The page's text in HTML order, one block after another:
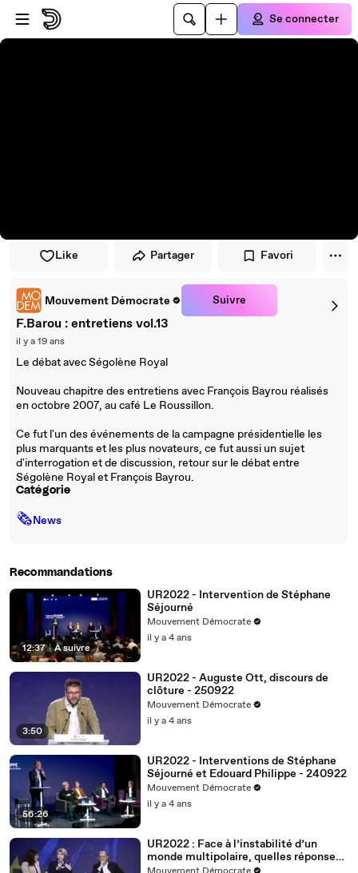
Passer au player
Passer au contenu principal
Se connecter
Like Partager Favori
Mouvement Démocrate Suivre
F.Barou : entretiens vol.13
il y a 19 ans
Le débat avec Ségolène Royal
Nouveau chapitre des entretiens avec François Bayrou réalisés
en octobre 2007, au café Le Roussillon.
Ce fut l'un des événements de la campagne présidentielle les
plus marquants et les plus novateurs, ce fut aussi un sujet
d'interrogation et de discussion, retour sur le débat entre
Ségolène Royal et François Bayrou.
Catégorie
🗞News
Recommandations
12:37 | À suivre
UR2022 - Intervention de Stéphane
Séjourné
Mouvement Démocrate
il y a 4 ans
3:50
UR2022 - Auguste Ott, discours de
clôture - 250922
Mouvement Démocrate
il y a 4 ans
56:26
UR2022 - Interventions de Stéphane
Séjourné et Edouard Philippe - 240922
Mouvement Démocrate
il y a 4 ans
UR2022 : Face à l’instabilité d’un
monde multipolaire, quelles réponses
européennes ?